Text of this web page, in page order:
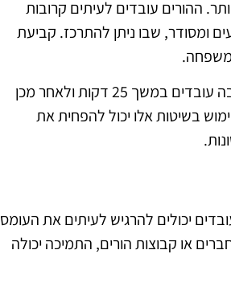
ההורים עובדים לעיתים קרובות
ומסודר, שבו ניתן להתרכז. קביעת
בנוסף, יש להפעיל טכניקות לניהול זמן, כמו טכניקת פומודורו, שבה עובדים במשך 25 דקות ולאחר מכן
בשיטות אלו יכול להפחית את
יכולים להרגיש לעיתים את העומס
או קבוצות הורים, התמיכה יכולה